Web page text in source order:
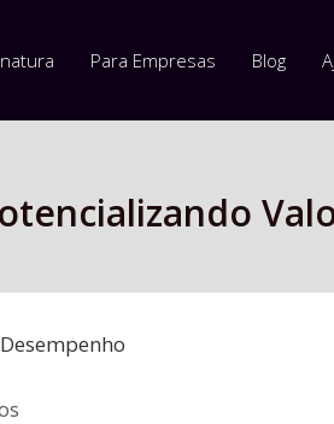
Para Empresas Blog